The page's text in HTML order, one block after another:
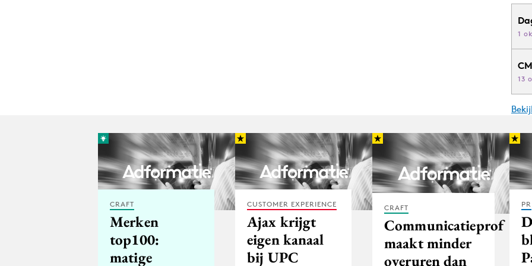
1
13
CRAFT
Merken
top100:
matige
CUSTOMER EXPERIENCE
Ajax krijgt
eigen kanaal
bij UPC
CRAFT
Communicatieprof
maakt minder
overuren dan
PR